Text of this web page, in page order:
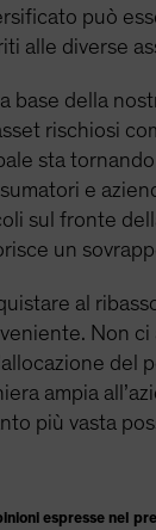
può
alle diverse
base della
rischiosi
sta
e
sul fronte
un
al
Non
del
ampia
più vasta
espresse nel